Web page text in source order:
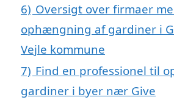
6) Oversigt over firmaer
ophængning af gardiner i
Vejle kommune
7) Find en professionel til
gardiner i byer nær Give